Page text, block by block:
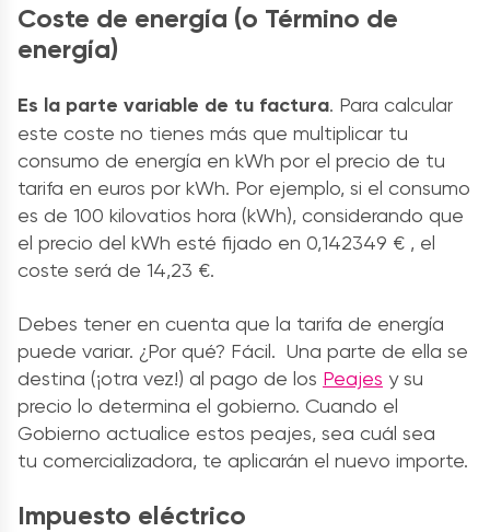
Coste de energía (o Término de
energía)
Es la parte variable de tu factura. Para calcular
este coste no tienes más que multiplicar tu
consumo de energía en kWh por el precio de tu
tarifa en euros por kWh. Por ejemplo, si el consumo
es de 100 kilovatios hora (kWh), considerando que
el precio del kWh esté fijado en 0,142349 € , el
coste será de 14,23 €.
Debes tener en cuenta que la tarifa de energía
puede variar. ¿Por qué? Fácil. Una parte de ella se
destina (¡otra vez!) al pago de los Peajes y su
precio lo determina el gobierno. Cuando el
Gobierno actualice estos peajes, sea cuál sea
tu comercializadora, te aplicarán el nuevo importe.
Impuesto eléctrico